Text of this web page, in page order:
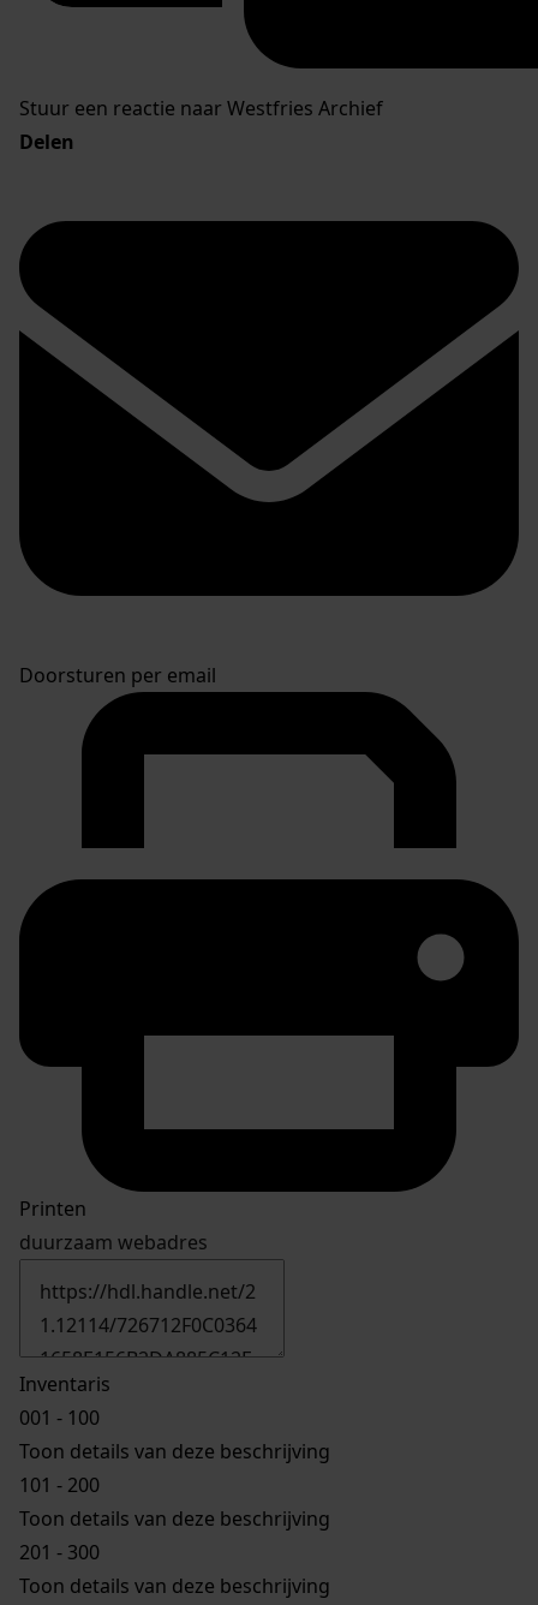
Stuur een reactie naar Westfries Archief
Delen
Doorsturen per email
Printen
duurzaam webadres
Inventaris
001 - 100
Toon details van deze beschrijving
101 - 200
Toon details van deze beschrijving
201 - 300
Toon details van deze beschrijving